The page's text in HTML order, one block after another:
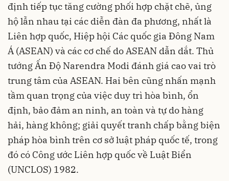
định tiếp tục tăng cường phối hợp chặt chẽ, ủng
hộ lẫn nhau tại các diễn đàn đa phương, nhất là
Liên hợp quốc, Hiệp hội Các quốc gia Đông Nam
Á (ASEAN) và các cơ chế do ASEAN dẫn dắt. Thủ
tướng Ấn Độ Narendra Modi đánh giá cao vai trò
trung tâm của ASEAN. Hai bên cũng nhấn mạnh
tầm quan trọng của việc duy trì hòa bình, ổn
định, bảo đảm an ninh, an toàn và tự do hàng
hải, hàng không; giải quyết tranh chấp bằng biện
pháp hòa bình trên cơ sở luật pháp quốc tế, trong
đó có Công ước Liên hợp quốc về Luật Biển
(UNCLOS) 1982.